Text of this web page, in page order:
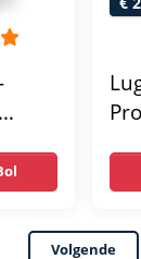
-
Volgende